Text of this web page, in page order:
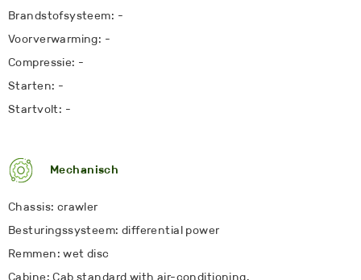
Brandstofsysteem: -
Voorverwarming: -
Compressie: -
Starten: -
Startvolt: -
Mechanisch
Chassis: crawler
Besturingssysteem: differential power
Remmen: wet disc
Cabine: Cab standard with air-conditioning.